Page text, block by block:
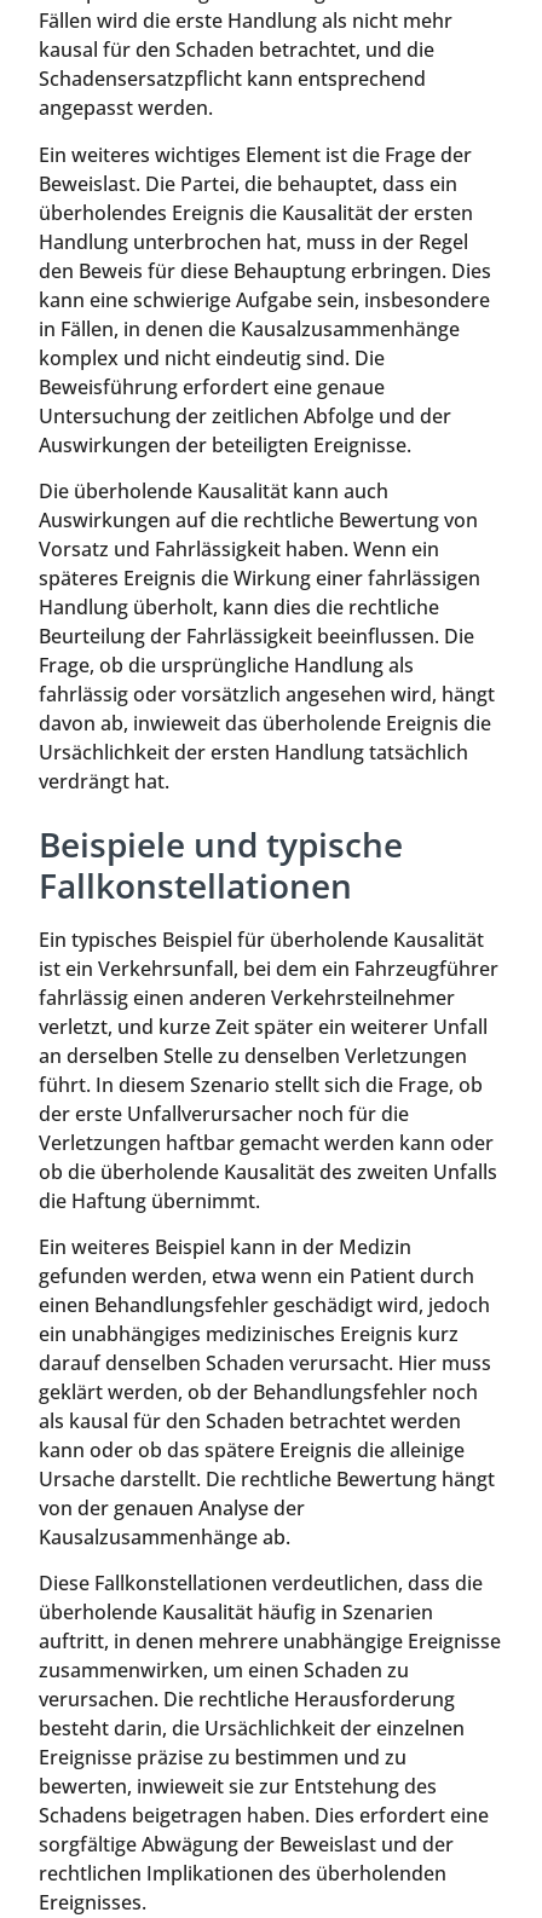
Fällen wird die erste Handlung als nicht mehr
kausal für den Schaden betrachtet, und die
Schadensersatzpflicht kann entsprechend
angepasst werden.
Ein weiteres wichtiges Element ist die Frage der
Beweislast. Die Partei, die behauptet, dass ein
überholendes Ereignis die Kausalität der ersten
Handlung unterbrochen hat, muss in der Regel
den Beweis für diese Behauptung erbringen. Dies
kann eine schwierige Aufgabe sein, insbesondere
in Fällen, in denen die Kausalzusammenhänge
komplex und nicht eindeutig sind. Die
Beweisführung erfordert eine genaue
Untersuchung der zeitlichen Abfolge und der
Auswirkungen der beteiligten Ereignisse.
Die überholende Kausalität kann auch
Auswirkungen auf die rechtliche Bewertung von
Vorsatz und Fahrlässigkeit haben. Wenn ein
späteres Ereignis die Wirkung einer fahrlässigen
Handlung überholt, kann dies die rechtliche
Beurteilung der Fahrlässigkeit beeinflussen. Die
Frage, ob die ursprüngliche Handlung als
fahrlässig oder vorsätzlich angesehen wird, hängt
davon ab, inwieweit das überholende Ereignis die
Ursächlichkeit der ersten Handlung tatsächlich
verdrängt hat.
Beispiele und typische
Fallkonstellationen
Ein typisches Beispiel für überholende Kausalität
ist ein Verkehrsunfall, bei dem ein Fahrzeugführer
fahrlässig einen anderen Verkehrsteilnehmer
verletzt, und kurze Zeit später ein weiterer Unfall
an derselben Stelle zu denselben Verletzungen
führt. In diesem Szenario stellt sich die Frage, ob
der erste Unfallverursacher noch für die
Verletzungen haftbar gemacht werden kann oder
ob die überholende Kausalität des zweiten Unfalls
die Haftung übernimmt.
Ein weiteres Beispiel kann in der Medizin
gefunden werden, etwa wenn ein Patient durch
einen Behandlungsfehler geschädigt wird, jedoch
ein unabhängiges medizinisches Ereignis kurz
darauf denselben Schaden verursacht. Hier muss
geklärt werden, ob der Behandlungsfehler noch
als kausal für den Schaden betrachtet werden
kann oder ob das spätere Ereignis die alleinige
Ursache darstellt. Die rechtliche Bewertung hängt
von der genauen Analyse der
Kausalzusammenhänge ab.
Diese Fallkonstellationen verdeutlichen, dass die
überholende Kausalität häufig in Szenarien
auftritt, in denen mehrere unabhängige Ereignisse
zusammenwirken, um einen Schaden zu
verursachen. Die rechtliche Herausforderung
besteht darin, die Ursächlichkeit der einzelnen
Ereignisse präzise zu bestimmen und zu
bewerten, inwieweit sie zur Entstehung des
Schadens beigetragen haben. Dies erfordert eine
sorgfältige Abwägung der Beweislast und der
rechtlichen Implikationen des überholenden
Ereignisses.